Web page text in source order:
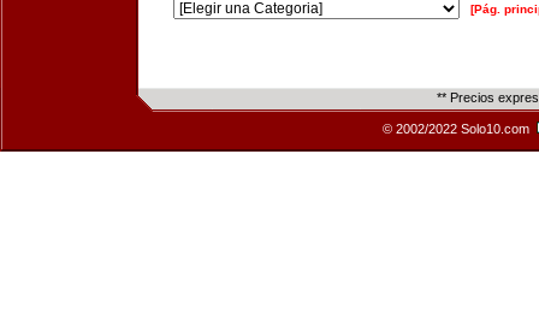
[Pág.
** Precios
© 2002/2022 Solo10.com